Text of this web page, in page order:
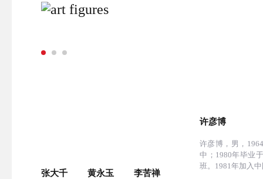
张大千 黄永玉 李苦禅
终身成就奖获得者、德艺双馨...
许彦博
许彦博，男，
中；1980年毕业
班。1981年加入